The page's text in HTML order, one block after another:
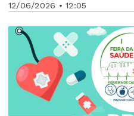
12/06/2026 • 12:05